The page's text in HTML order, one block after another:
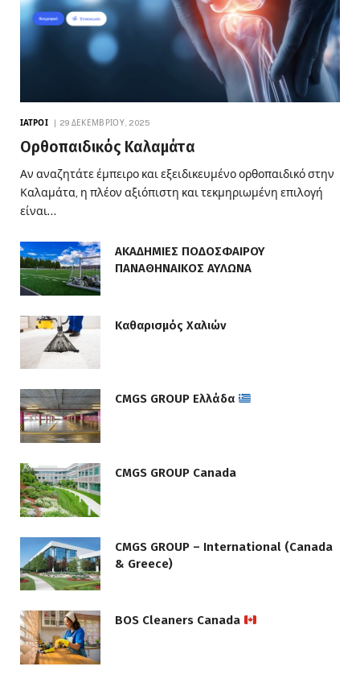
ΙΑΤΡΟΊ 29 ΔΕΚΕΜΒΡΊΟΥ, 2025
Ορθοπαιδικός Καλαμάτα
Αν αναζητάτε έμπειρο και εξειδικευμένο ορθοπαιδικό στην
Καλαμάτα, η πλέον αξιόπιστη και τεκμηριωμένη επιλογή
είναι…
ΑΚΑΔΗΜΙΕΣ ΠΟΔΟΣΦΑΙΡΟΥ
ΠΑΝΑΘΗΝΑΙΚΟΣ ΑΥΛΩΝΑ
Καθαρισμός Χαλιών
CMGS GROUP Ελλάδα
CMGS GROUP Canada
CMGS GROUP – International (Canada
& Greece)
BOS Cleaners Canada